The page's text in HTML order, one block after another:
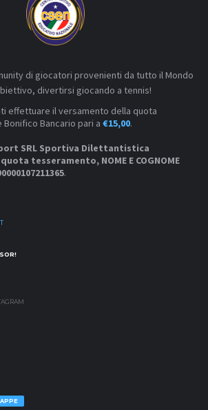
di giocatori provenienti da tutto il Mondo
divertirsi giocando a tennis!
effettuare il versamento della quota
Bancario pari a €15,00.
SRL Sportiva Dilettantistica
tesseramento, NOME E COGNOME
.